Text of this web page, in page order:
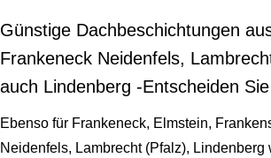
Günstige Dachbeschichtungen
Frankeneck Neidenfels,
auch Lindenberg -Entscheiden
Ebenso für Frankeneck, Elmstein,
Neidenfels, Lambrecht (Pfalz), Lindenberg